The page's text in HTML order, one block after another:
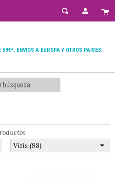
ENVÍOS A EUROPA Y OTROS PAISES.
búsqueda